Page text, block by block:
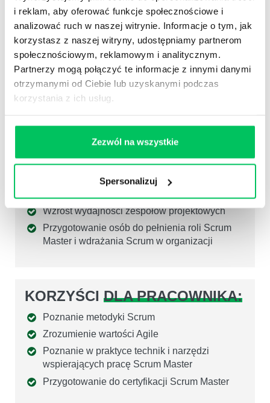
i reklam, aby oferować funkcje społecznościowe i
analizować ruch w naszej witrynie. Informacje o tym, jak
korzystasz z naszej witryny, udostępniamy partnerom
społecznościowym, reklamowym i analitycznym.
Partnerzy mogą połączyć te informacje z innymi danymi
otrzymanymi od Ciebie lub uzyskanymi podczas
korzystania z ich usług.
Zezwól na wszystkie
Spersonalizuj
4
Zgodnie z badaniami przeprowadzonymi przez
amerykańskie centrum Center for American
Progress, koszt zastąpienia pracowników
wynosiokoło 16%ich rocznego
wynagrodzenia.W przypadku menadżera
zwiększa się do 100%.
KORZYŚCIDLA ORGANIZACJI:
Elastyczność w reagowaniu na potrzeby klienta
i zmiany w projektach
Wzrost wydajności zespołów projektowych
Przygotowanie osób do pełnienia roli Scrum
Master i wdrażania Scrum w organizacji
KORZYŚCI DLA PRACOWNIKA:
Poznanie metodyki Scrum
Zrozumienie wartości Agile
Poznanie w praktyce technik i narzędzi
wspierających pracę Scrum Master
Przygotowanie do certyfikacji Scrum Master